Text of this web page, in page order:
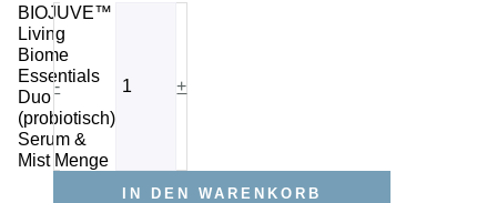
-
BIOJUVE™
Living
Biome
Essentials
Duo
(probiotisch)
Serum &
Mist Menge
+
IN DEN WARENKORB